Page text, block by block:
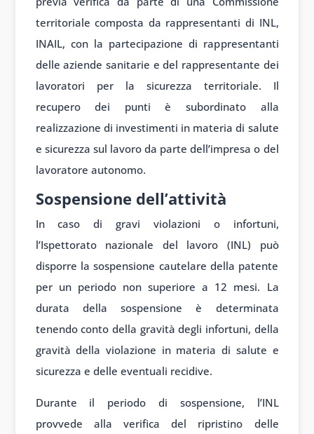
territoriale composta da rappresentanti di INL,
INAIL, con la partecipazione di rappresentanti
delle aziende sanitarie e del rappresentante dei
lavoratori per la sicurezza territoriale. Il
recupero dei punti è subordinato alla
realizzazione di investimenti in materia di salute
e sicurezza sul lavoro da parte dell’impresa o del
lavoratore autonomo.
Sospensione dell’attività
In caso di gravi violazioni o infortuni,
l’Ispettorato nazionale del lavoro (INL) può
disporre la sospensione cautelare della patente
per un periodo non superiore a 12 mesi. La
durata della sospensione è determinata
tenendo conto della gravità degli infortuni, della
gravità della violazione in materia di salute e
sicurezza e delle eventuali recidive.
Durante il periodo di sospensione, l’INL
provvede alla verifica del ripristino delle